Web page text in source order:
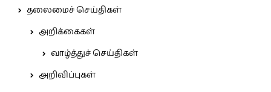
தலைமைச் செய்திகள்
அறிக்கைகள்
வாழ்த்துச் செய்திகள்
அறிவிப்புகள்